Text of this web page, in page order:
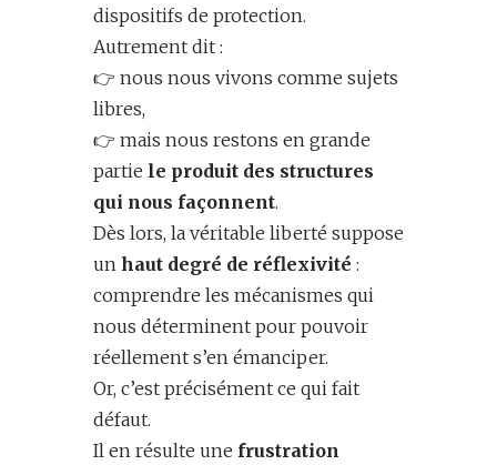
dispositifs de protection.
Autrement dit :
👉 nous nous vivons comme sujets
libres,
👉 mais nous restons en grande
partie le produit des structures
qui nous façonnent.
Dès lors, la véritable liberté suppose
un haut degré de réflexivité :
comprendre les mécanismes qui
nous déterminent pour pouvoir
réellement s’en émanciper.
Or, c’est précisément ce qui fait
défaut.
Il en résulte une frustration